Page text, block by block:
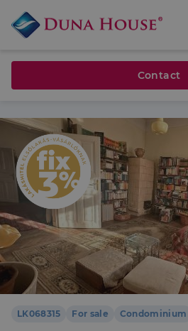
LK068315 For sale Condominium
Contact